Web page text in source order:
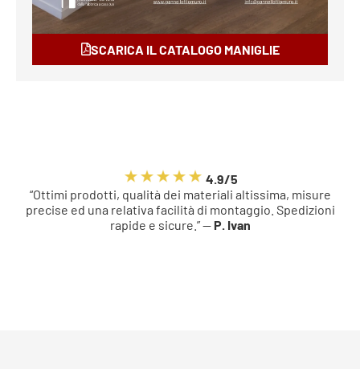
SCARICA IL CATALOGO MANIGLIE
4.9/5
“Ottimi prodotti, qualità dei materiali altissima, misure
precise ed una relativa facilità di montaggio. Spedizioni
rapide e sicure.” — P. Ivan